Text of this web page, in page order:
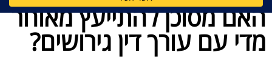
האם מסוכן להתייעץ מאוחר
מדי עם עורך דין גירושים?